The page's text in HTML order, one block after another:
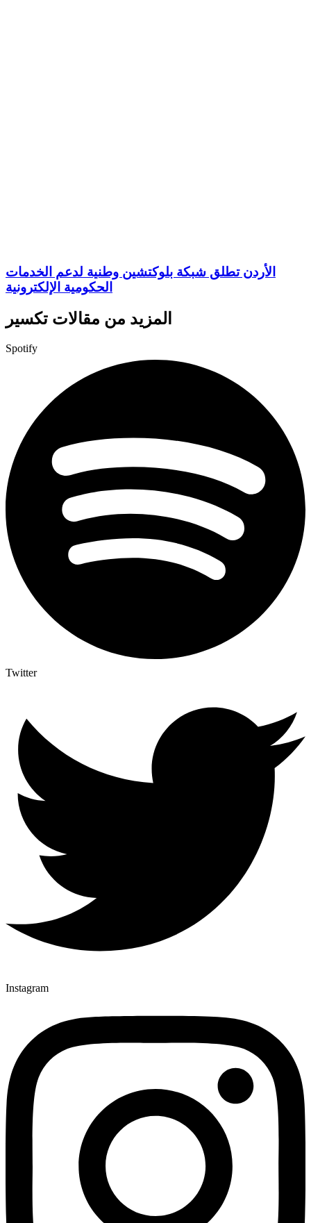
الأردن تطلق شبكة بلوكتشين وطنية لدعم الخدمات
الحكومية الإلكترونية
المزيد من مقالات تكسير
Spotify
Twitter
Instagram